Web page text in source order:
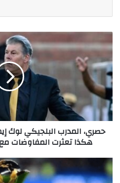
هكذا تعثرت المفاوضات